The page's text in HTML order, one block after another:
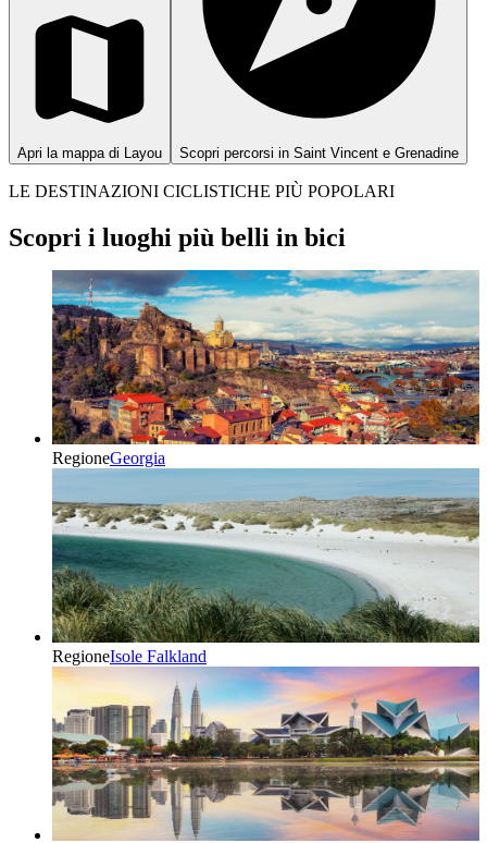
Apri la mappa di Layou Scopri percorsi in Saint Vincent e Grenadine
LE DESTINAZIONI CICLISTICHE PIÙ POPOLARI
Scopri i luoghi più belli in bici
RegioneGeorgia
RegioneIsole Falkland